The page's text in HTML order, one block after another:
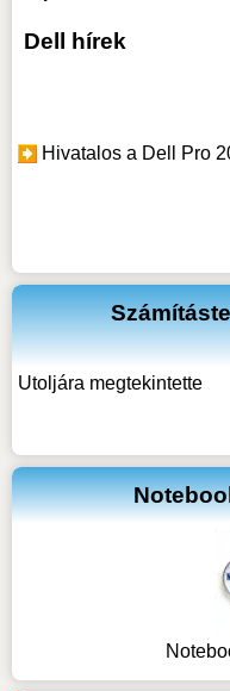
Dell hírek
Hivatalos a Dell Pro
Utoljára megtekintette